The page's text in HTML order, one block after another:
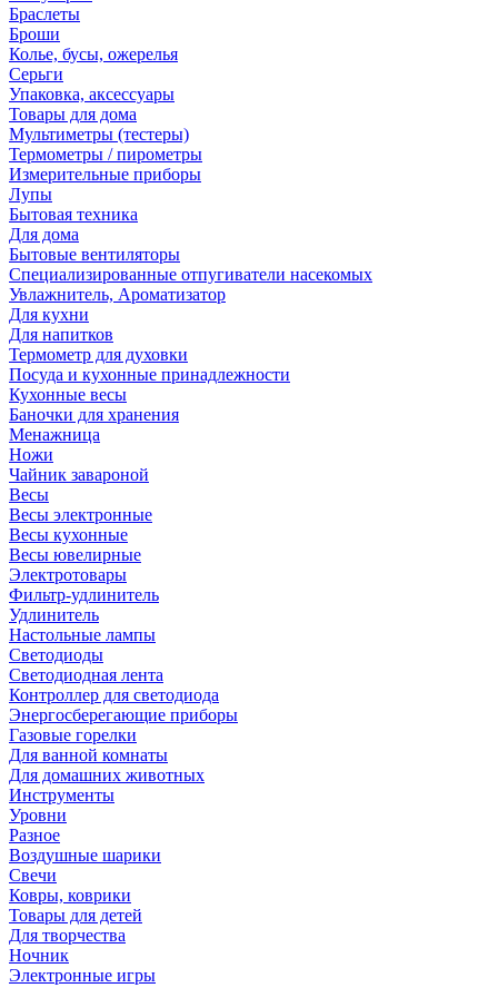
Браслеты
Броши
Колье, бусы, ожерелья
Серьги
Упаковка, аксессуары
Товары для дома
Мультиметры (тестеры)
Термометры / пирометры
Измерительные приборы
Лупы
Бытовая техника
Для дома
Бытовые вентиляторы
Специализированные отпугиватели насекомых
Увлажнитель, Ароматизатор
Для кухни
Для напитков
Термометр для духовки
Посуда и кухонные принадлежности
Кухонные весы
Баночки для хранения
Менажница
Ножи
Чайник завароной
Весы
Весы электронные
Весы кухонные
Весы ювелирные
Электротовары
Фильтр-удлинитель
Удлинитель
Настольные лампы
Светодиоды
Светодиодная лента
Контроллер для светодиода
Энергосберегающие приборы
Газовые горелки
Для ванной комнаты
Для домашних животных
Инструменты
Уровни
Разное
Воздушные шарики
Свечи
Ковры, коврики
Товары для детей
Для творчества
Ночник
Электронные игры